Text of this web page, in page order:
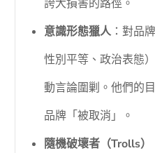
誇大損害的路徑。
意識形態獵人 ：對品
性別平等、政治表態
動言論圍剿。他們的
品牌「被取消」。
隨機破壞者（Trolls）